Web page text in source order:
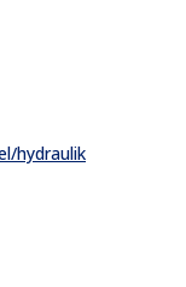
hydraulik